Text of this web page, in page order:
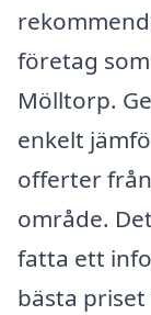
företag
Mölltorp.
enkelt
offerter
område.
fatta ett
bästa